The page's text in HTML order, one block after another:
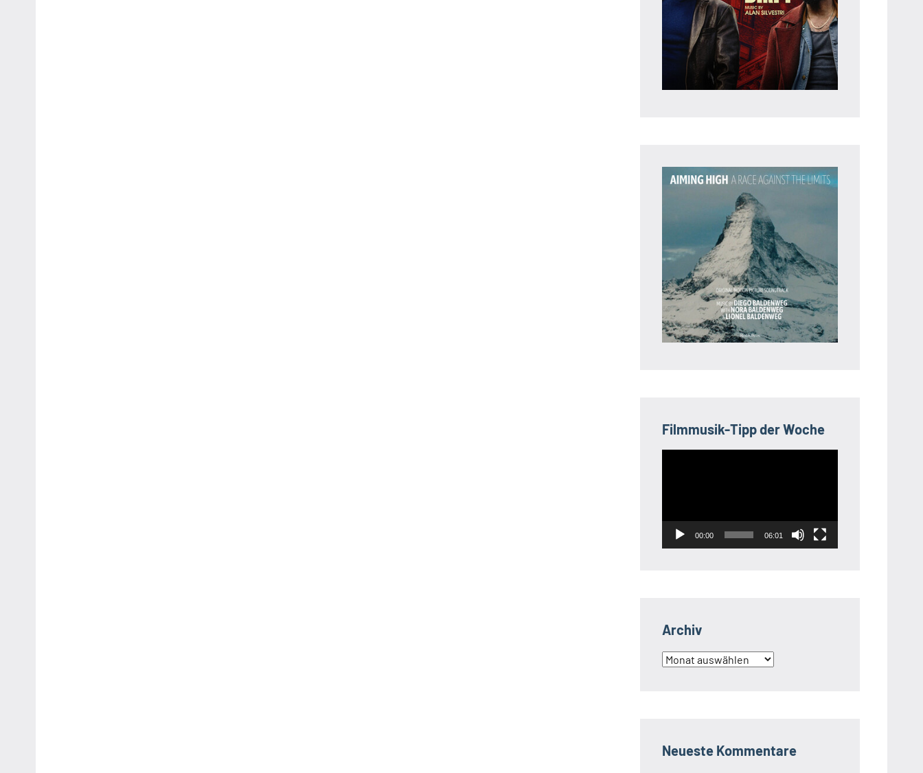
Filmmusik-Tipp der Woche
00:00 06:01
Archiv
Archiv
Neueste Kommentare